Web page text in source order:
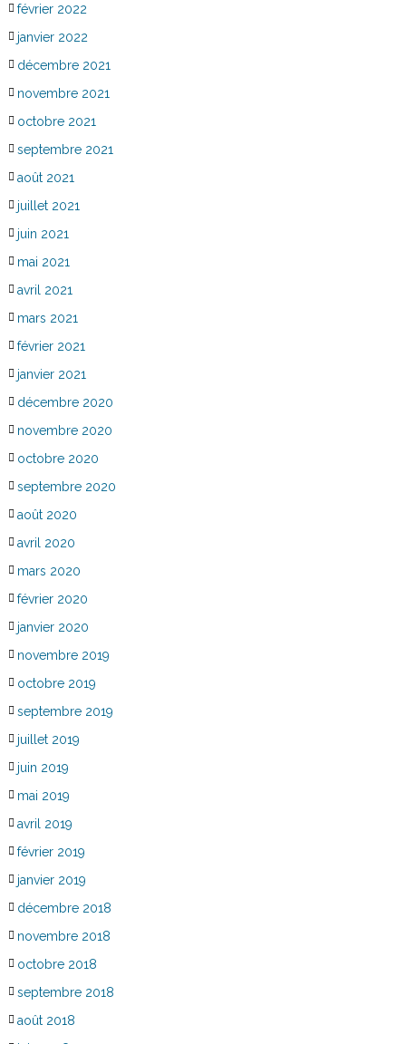
février 2022
janvier 2022
décembre 2021
novembre 2021
octobre 2021
septembre 2021
août 2021
juillet 2021
juin 2021
mai 2021
avril 2021
mars 2021
février 2021
janvier 2021
décembre 2020
novembre 2020
octobre 2020
septembre 2020
août 2020
avril 2020
mars 2020
février 2020
janvier 2020
novembre 2019
octobre 2019
septembre 2019
juillet 2019
juin 2019
mai 2019
avril 2019
février 2019
janvier 2019
décembre 2018
novembre 2018
octobre 2018
septembre 2018
août 2018